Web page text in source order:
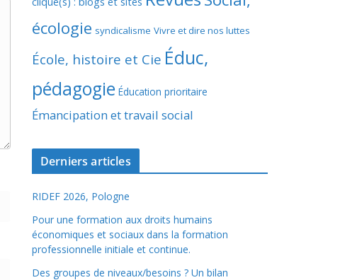
écologie syndicalisme Vivre et dire nos luttes
École, histoire et Cie Éduc,
pédagogie Éducation prioritaire
Émancipation et travail social
Derniers articles
RIDEF 2026, Pologne
Pour une formation aux droits humains
économiques et sociaux dans la formation
professionnelle initiale et continue.
Des groupes de niveaux/besoins ? Un bilan